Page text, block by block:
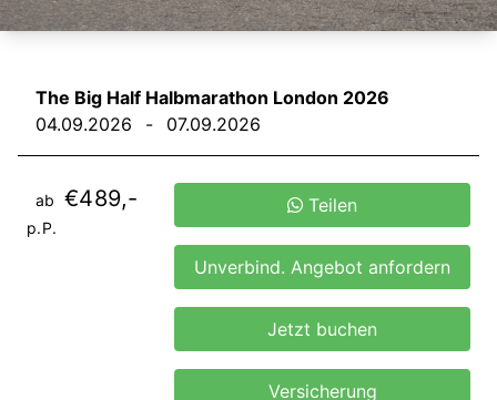
The Big Half Halbmarathon London 2026
04.09.2026
- 07.09.2026
ab €489,-
p.P.
Teilen
Unverbind. Angebot anfordern
Jetzt buchen
Versicherung